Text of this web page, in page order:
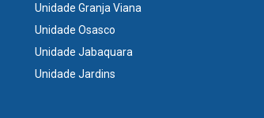
Unidade Granja Viana
Unidade Osasco
Unidade Jabaquara
Unidade Jardins